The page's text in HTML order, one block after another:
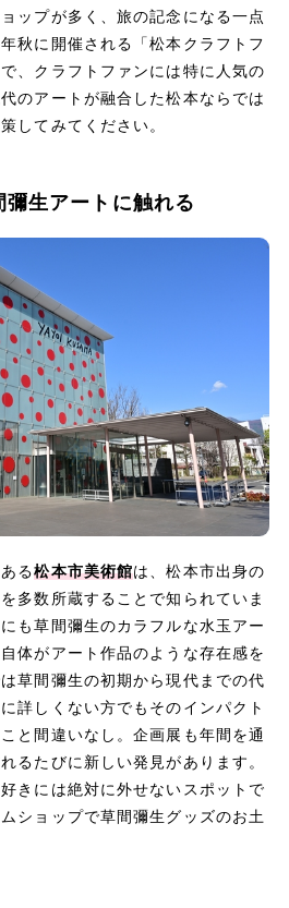
ップが多く、旅の記念になる一点
秋に開催される「松本クラフトフ
、クラフトファンには特に人気の
のアートが融合した松本ならでは
してみてください。
生アートに触れる
る松本市美術館は、松本市出身の
多数所蔵することで知られていま
も草間彌生のカラフルな水玉アー
体がアート作品のような存在感を
草間彌生の初期から現代までの代
詳しくない方でもそのインパクト
と間違いなし。企画展も年間を通
るたびに新しい発見があります。
きには絶対に外せないスポットで
ショップで草間彌生グッズのお土